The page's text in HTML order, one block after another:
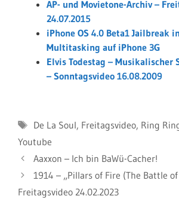
AP- und Movietone-Archiv –
24.07.2015
iPhone OS 4.0 Beta1 Jailbreak
Multitasking auf iPhone 3G
Elvis Todestag – Musikalischer
– Sonntagsvideo 16.08.2009
Schlagwörter
De La Soul, Freitagsvideo, Ring
Youtube
Aaxxon – Ich bin BaWü-Cacher!
1914 – „Pillars of Fire (The Battle
Freitagsvideo 24.02.2023